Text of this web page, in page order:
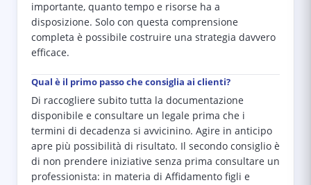
importante, quanto tempo e risorse ha a
disposizione. Solo con questa comprensione
completa è possibile costruire una strategia davvero
efficace.
Qual è il primo passo che consiglia ai clienti?
Di raccogliere subito tutta la documentazione
disponibile e consultare un legale prima che i
termini di decadenza si avvicinino. Agire in anticipo
apre più possibilità di risultato. Il secondo consiglio è
di non prendere iniziative senza prima consultare un
professionista: in materia di Affidamento figli e